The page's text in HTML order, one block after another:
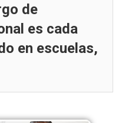
de
es cada
en escuelas,